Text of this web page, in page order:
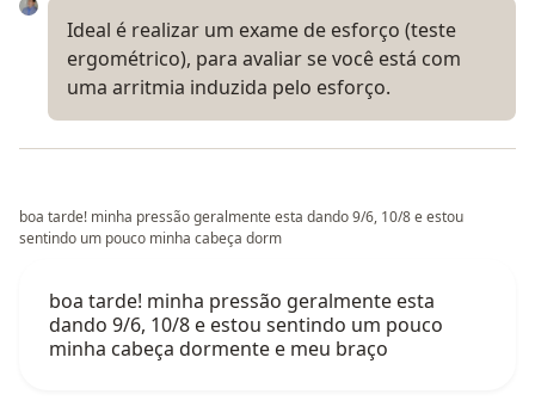
Ideal é realizar um exame de esforço (teste
ergométrico), para avaliar se você está com
uma arritmia induzida pelo esforço.
boa tarde! minha pressão geralmente esta dando 9/6, 10/8 e estou
sentindo um pouco minha cabeça dorm
boa tarde! minha pressão geralmente esta
dando 9/6, 10/8 e estou sentindo um pouco
minha cabeça dormente e meu braço